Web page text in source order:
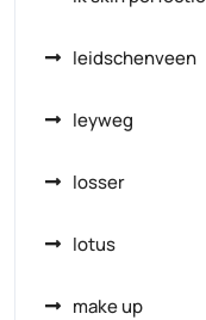
leidschenveen
leyweg
losser
lotus
make up